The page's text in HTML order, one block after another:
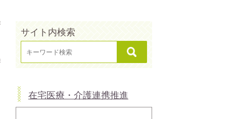
サイト内検索
在宅医療・介護連携推進